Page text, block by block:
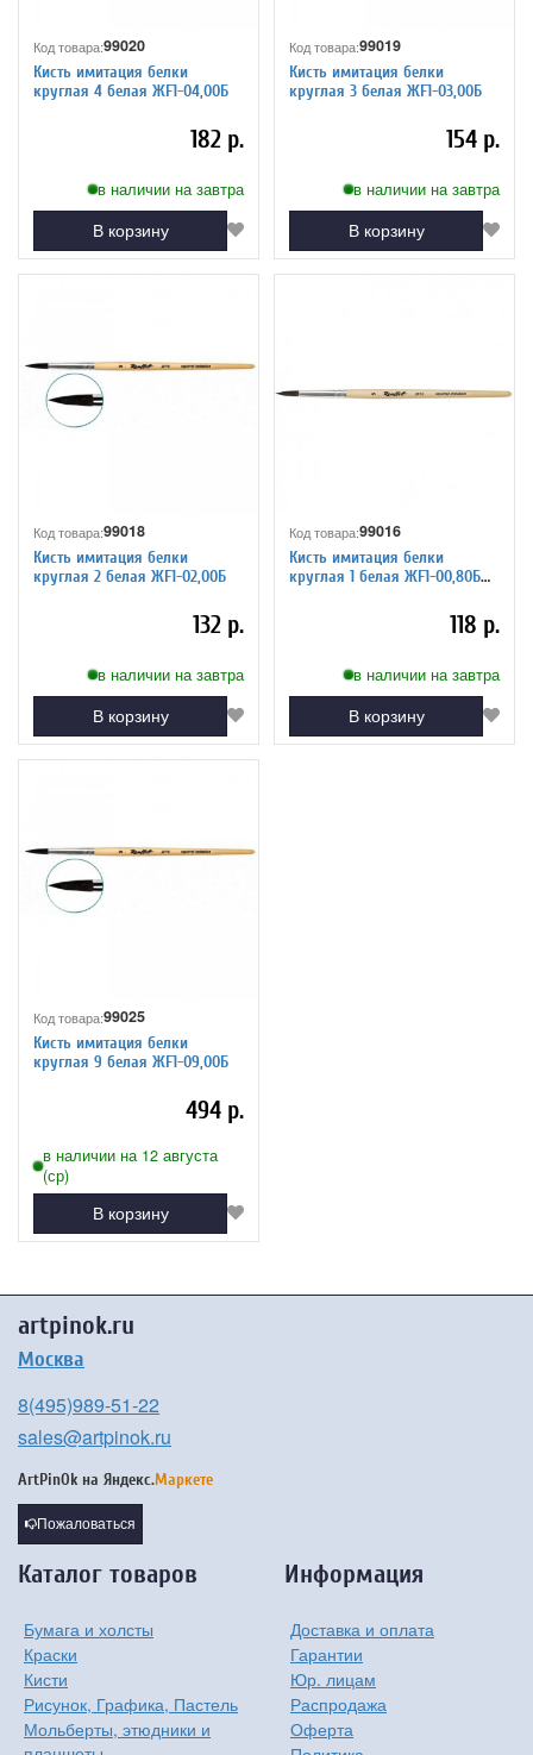
Код товара:99020
Кисть имитация белки
круглая 4 белая ЖF1-04,00Б
182 р.
в наличии на завтра
В корзину
Код товара:99019
Кисть имитация белки
круглая 3 белая ЖF1-03,00Б
154 р.
в наличии на завтра
В корзину
Код товара:99018
Кисть имитация белки
круглая 2 белая ЖF1-02,00Б
132 р.
в наличии на завтра
В корзину
Код товара:99016
Кисть имитация белки
круглая 1 белая ЖF1-00,80Б
118 р.
в наличии на завтра
В корзину
Код товара:99025
Кисть имитация белки
круглая 9 белая ЖF1-09,00Б
494 р.
в наличии на 12 августа
(ср)
В корзину
artpinok.ru
Москва
8(495)989-51-22
sales@artpinok.ru
ArtPinOk на Яндекс.Маркете
Пожаловаться
Каталог товаров
Бумага и холсты
Краски
Кисти
Рисунок, Графика, Пастель
Мольберты, этюдники и
Информация
Доставка и оплата
Гарантии
Юр. лицам
Распродажа
Оферта